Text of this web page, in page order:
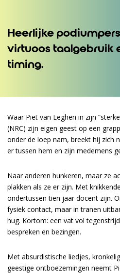
Heerlijke
virtuoos taalgebruik
timing.
Waar Piet van Eeghen in zijn
(NRC) zijn eigen geest op een
onder de loep nam, breekt hij zich
er tussen hem en zijn medemens
Naar anderen hunkeren, maar ze
plakken als ze er zijn. Met
ondertussen tien jaar docent zijn.
fysiek contact, maar in tranen
hug. Kortom: een vat vol
bespreken en bezingen.
Met absurdistische liedjes,
geestige ontboezemingen neemt